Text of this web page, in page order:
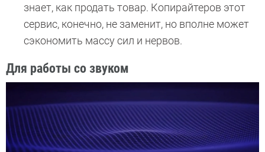
знает, как продать товар. Копирайтеров этот
сервис, конечно, не заменит, но вполне может
сэкономить массу сил и нервов.
Для работы со звуком